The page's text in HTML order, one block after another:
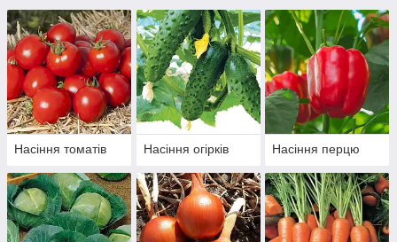
Насіння томатів Насіння огірків Насіння перцю